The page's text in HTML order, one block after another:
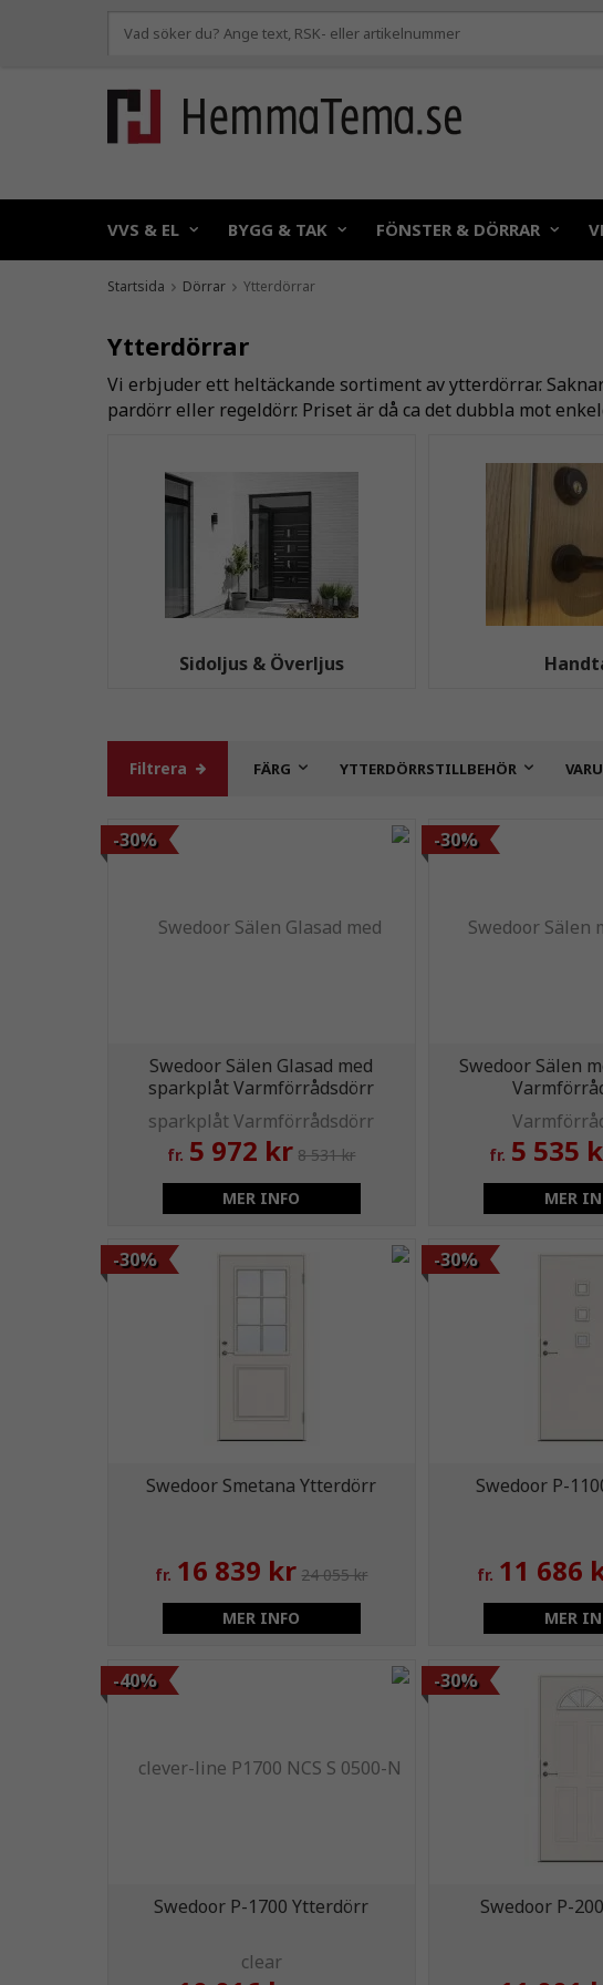
VVS & EL BYGG & TAK FÖNSTER & DÖRRAR
Startsida Dörrar Ytterdörrar
Ytterdörrar
Vi erbjuder ett heltäckande sortiment av ytterdörrar.
pardörr eller regeldörr. Priset är då ca det dubbla mot
Sidoljus & Överljus
Filtrera FÄRG YTTERDÖRRSTILLBEHÖR
Swedoor Sälen Glasad med
sparkplåt Varmförrådsdörr
-30%
fr. 5 972 kr 8 531 kr
MER INFO
Swedoor Sälen
-30%
fr. 5 535
MER
Swedoor Smetana Ytterdörr
-30%
fr. 16 839 kr 24 055 kr
MER INFO
Swedoor P-
-30%
fr. 11 686
MER
Swedoor P-1700 Ytterdörr
-40%
Swedoor P-
-30%